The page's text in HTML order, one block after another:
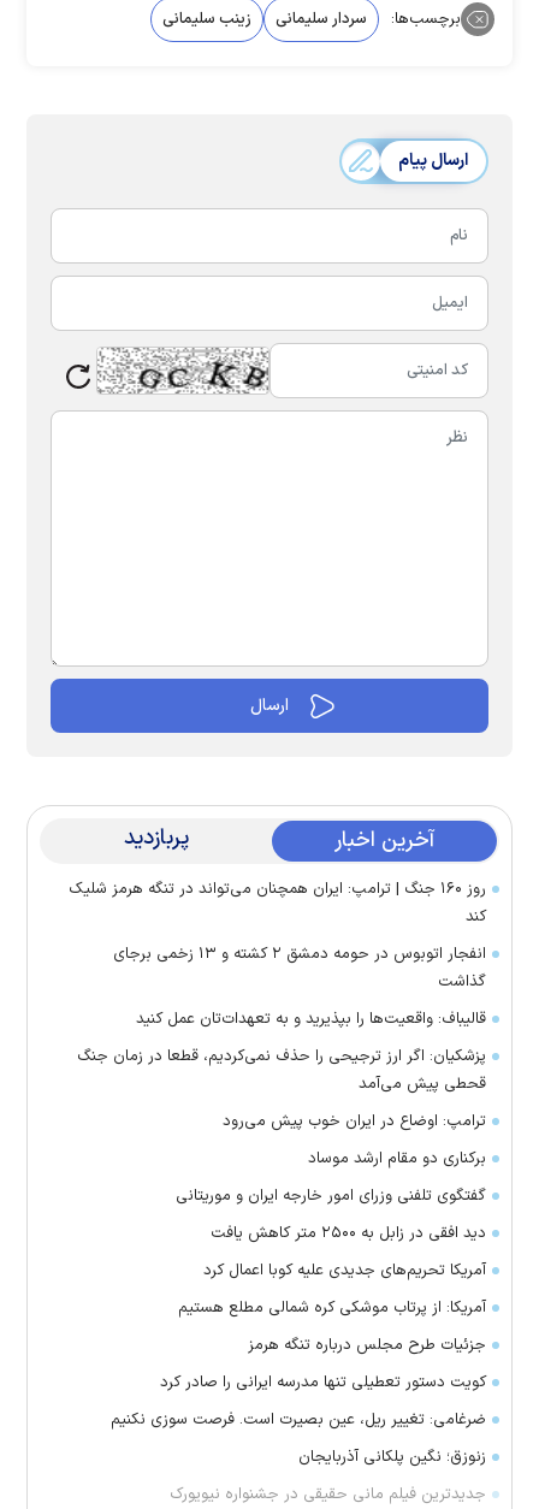
برچسب‌ها: سردار سلیمانی زینب سلیمانی
ارسال پیام
آخرین اخبار پربازدید
روز ۱۶۰ جنگ | ترامپ: ایران همچنان می‌تواند در تنگه هرمز شلیک
کند
انفجار اتوبوس در حومه دمشق ۲ کشته و ۱۳ زخمی برجای
گذاشت
قالیباف: واقعیت‌ها را بپذیرید و به تعهدات‌تان عمل کنید
پزشکیان: اگر ارز ترجیحی را حذف نمی‌کردیم، قطعا در زمان جنگ
قحطی پیش می‌آمد
ترامپ: اوضاع در ایران خوب پیش می‌رود
برکناری دو مقام ارشد موساد
گفتگوی تلفنی وزرای امور خارجه ایران و موریتانی
دید افقی در زابل به ۲۵۰۰ متر کاهش یافت
آمریکا تحریم‌های جدیدی علیه کوبا اعمال کرد
آمریکا: از پرتاب موشکی کره شمالی مطلع هستیم
جزئیات طرح مجلس درباره تنگه هرمز
کویت دستور تعطیلی تنها مدرسه ایرانی را صادر کرد
ضرغامی: تغییر ریل، عین بصیرت است. فرصت سوزی نکنیم
زنوزق؛ نگین پلکانی آذربایجان
جدیدترین فیلم مانی حقیقی در جشنواره نیویورک